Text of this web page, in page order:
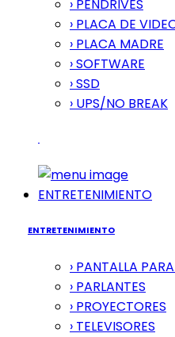
› PENDRIVES
› PLACA DE
› PLACA MADRE
› SOFTWARE
› SSD
› UPS/NO BREAK
ENTRETENIMIENTO
ENTRETENIMIENTO
› PANTALLA
› PARLANTES
› PROYECTORES
› TELEVISORES